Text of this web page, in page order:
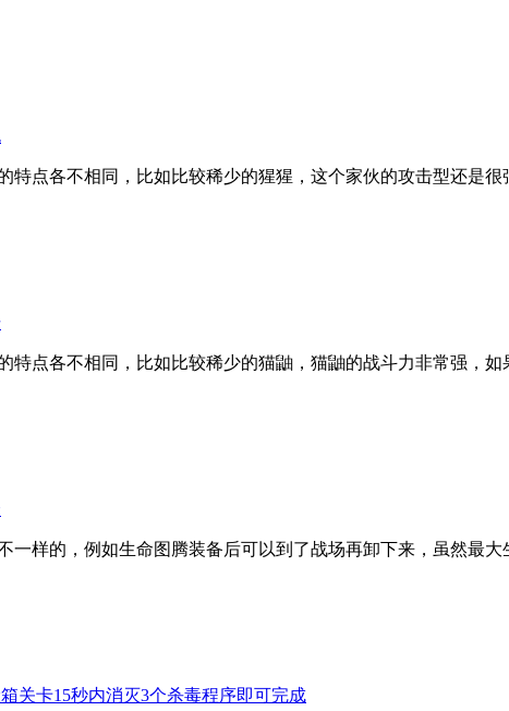
特点各不相同，比如比较稀少的猩猩，这个家伙的攻击型还是
特点各不相同，比如比较稀少的猫鼬，猫鼬的战斗力非常强，
一样的，例如生命图腾装备后可以到了战场再卸下来，虽然最
关卡15秒内消灭3个杀毒程序即可完成